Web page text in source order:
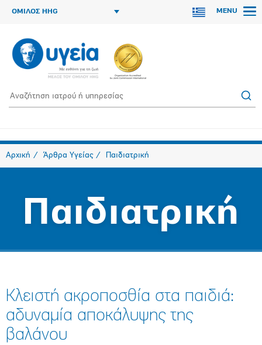
ΟΜΙΛΟΣ HHG MENU
Αρχική Άρθρα Υγείας Παιδιατρική
Παιδιατρική
Kλειστή ακροποσθία στα παιδιά:
αδυναμία αποκάλυψης της
βαλάνου